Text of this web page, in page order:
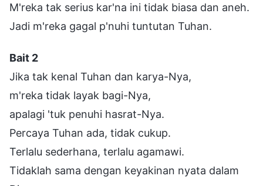
M'reka tak serius kar'na ini tidak biasa dan aneh.
Jadi m'reka gagal p'nuhi tuntutan Tuhan.
Bait 2
Jika tak kenal Tuhan dan karya-Nya,
m'reka tidak layak bagi-Nya,
apalagi 'tuk penuhi hasrat-Nya.
Percaya Tuhan ada, tidak cukup.
Terlalu sederhana, terlalu agamawi.
Tidaklah sama dengan keyakinan nyata dalam